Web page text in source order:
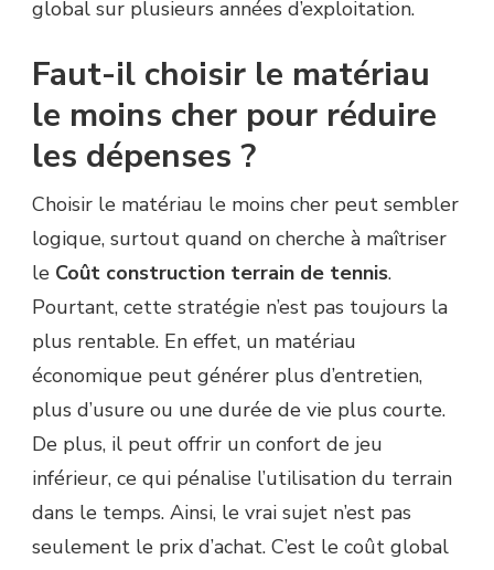
global sur plusieurs années d’exploitation.
Faut-il choisir le matériau
le moins cher pour réduire
les dépenses ?
Choisir le matériau le moins cher peut sembler
logique, surtout quand on cherche à maîtriser
le Coût construction terrain de tennis.
Pourtant, cette stratégie n’est pas toujours la
plus rentable. En effet, un matériau
économique peut générer plus d’entretien,
plus d’usure ou une durée de vie plus courte.
De plus, il peut offrir un confort de jeu
inférieur, ce qui pénalise l’utilisation du terrain
dans le temps. Ainsi, le vrai sujet n’est pas
seulement le prix d’achat. C’est le coût global